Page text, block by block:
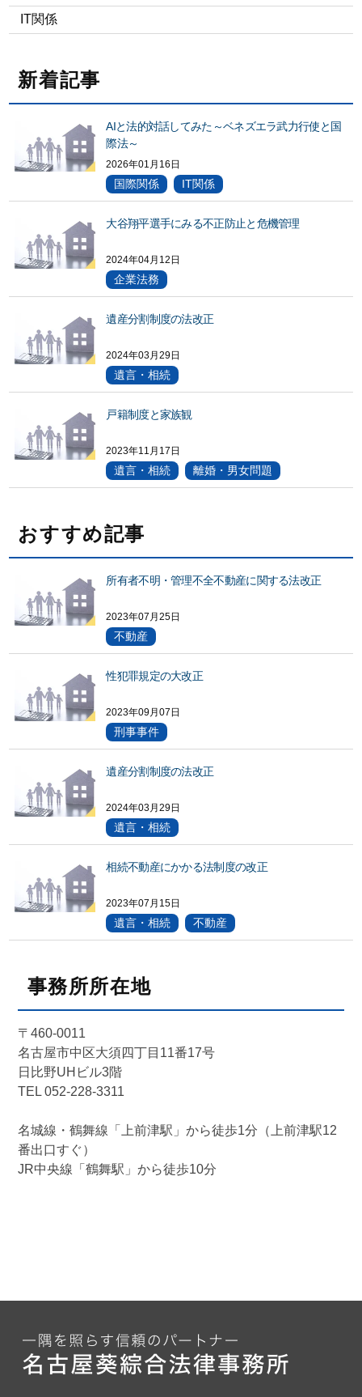
IT関係
新着記事
AIと法的対話してみた～ベネズエラ武力行使と国
際法～
2026年01月16日
国際関係 IT関係
大谷翔平選手にみる不正防止と危機管理
2024年04月12日
企業法務
遺産分割制度の法改正
2024年03月29日
遺言・相続
戸籍制度と家族観
2023年11月17日
遺言・相続 離婚・男女問題
おすすめ記事
所有者不明・管理不全不動産に関する法改正
2023年07月25日
不動産
性犯罪規定の大改正
2023年09月07日
刑事事件
遺産分割制度の法改正
2024年03月29日
遺言・相続
相続不動産にかかる法制度の改正
2023年07月15日
遺言・相続 不動産
事務所所在地
〒460-0011
名古屋市中区大須四丁目11番17号
日比野UHビル3階
TEL 052-228-3311
名城線・鶴舞線「上前津駅」から徒歩1分（上前津駅12
番出口すぐ）
JR中央線「鶴舞駅」から徒歩10分